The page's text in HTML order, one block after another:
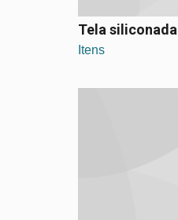
Tela siliconada
Itens